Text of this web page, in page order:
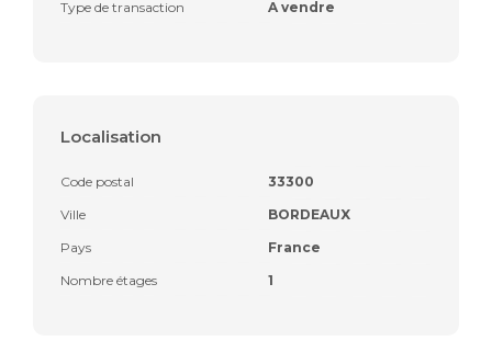
Type de transaction A vendre
Localisation
Code postal
33300
Ville
BORDEAUX
Pays
France
Nombre étages
1